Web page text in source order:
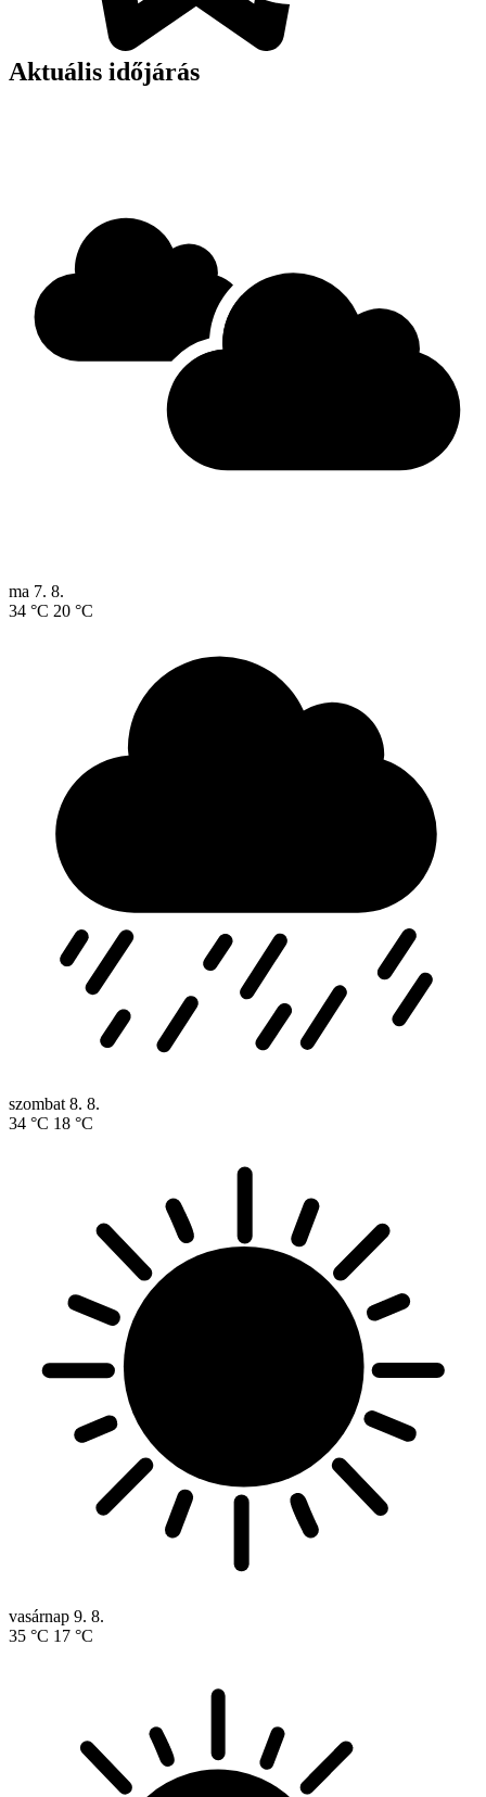
Aktuális időjárás
ma 7. 8.
34 °C 20 °C
szombat 8. 8.
34 °C 18 °C
vasárnap 9. 8.
35 °C 17 °C